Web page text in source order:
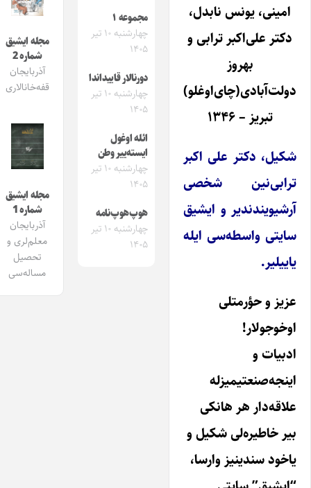
امینی، یونس نابدل،
دکتر علی‌اکبر ترابی و
بهروز
دولت‌آبادی(چای‌اوغلو)
تبریز – ۱۳۴۶
شکیل‌، دکتر علی اکبر
ترابی‌نین شخصی
آرشیویندندیر و ایشیق
سایتی واسطه‌سی ایله
یاییلیر.
عزیز و حؤرمتلی
اوخوجولار!
ادبیات و
اینجه‌صنعتیمیزله
علاقه‌دار هر هانکی
بیر خاطیره‌لی شکیل و
یاخود سندینیز وارسا،
مجموعه ۱
چهارشنبه ۱۰ تیر
۱۴۰۵
دورنالار قاییداندا
چهارشنبه ۱۰ تیر
۱۴۰۵
ائله اوغول
ایسته‌ییر وطن
چهارشنبه ۱۰ تیر
۱۴۰۵
هوپ‌هوپ‌نامه
چهارشنبه ۱۰ تیر
۱۴۰۵
مجله ایشیق
شماره 2
آذربایجان
قفه‌خانالاری
مجله ایشیق
شماره 1
آذربایجان
معلم‌لری و
تحصیل
مساله‌سی